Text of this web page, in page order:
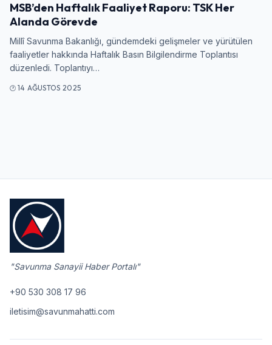
MSB’den Haftalık Faaliyet Raporu: TSK Her
Alanda Görevde
Millî Savunma Bakanlığı, gündemdeki gelişmeler ve yürütülen
faaliyetler hakkında Haftalık Basın Bilgilendirme Toplantısı
düzenledi. Toplantıyı…
14 AĞUSTOS 2025
"Savunma Sanayii Haber Portalı"
+90 530 308 17 96
iletisim@savunmahatti.com
Kullanıcı Adı veya E-posta
Şifre